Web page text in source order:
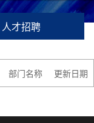
人才招聘
部门名称 更新日期